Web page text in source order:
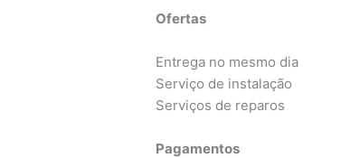
Ofertas
Entrega no mesmo dia
Serviço de instalação
Serviços de reparos
Pagamentos